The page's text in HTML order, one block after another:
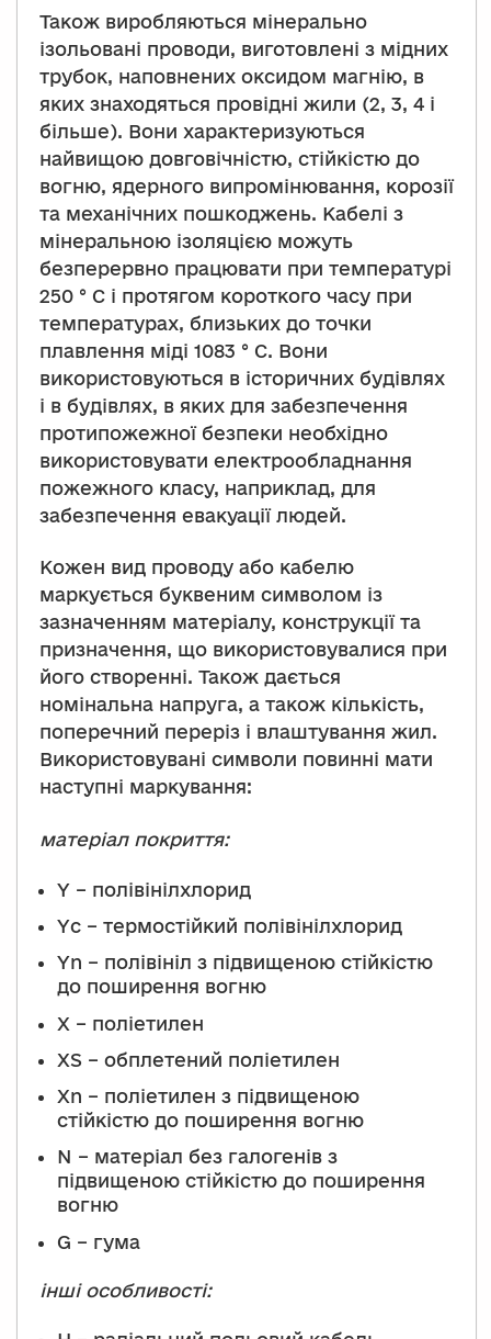
Також виробляються мінерально
ізольовані проводи, виготовлені з мідних
трубок, наповнених оксидом магнію, в
яких знаходяться провідні жили (2, 3, 4 і
більше). Вони характеризуються
найвищою довговічністю, стійкістю до
вогню, ядерного випромінювання, корозії
та механічних пошкоджень. Кабелі з
мінеральною ізоляцією можуть
безперервно працювати при температурі
250 ° С і протягом короткого часу при
температурах, близьких до точки
плавлення міді 1083 ° С. Вони
використовуються в історичних будівлях
і в будівлях, в яких для забезпечення
протипожежної безпеки необхідно
використовувати електрообладнання
пожежного класу, наприклад, для
забезпечення евакуації людей.
Кожен вид проводу або кабелю
маркується буквеним символом із
зазначенням матеріалу, конструкції та
призначення, що використовувалися при
його створенні. Також дається
номінальна напруга, а також кількість,
поперечний переріз і влаштування жил.
Використовувані символи повинні мати
наступні маркування:
матеріал покриття:
Y – полівінілхлорид
Yc – термостійкий полівінілхлорид
Yn – полівініл з підвищеною стійкістю
до поширення вогню
X – поліетилен
XS – обплетений поліетилен
Xn – поліетилен з підвищеною
стійкістю до поширення вогню
N – матеріал без галогенів з
підвищеною стійкістю до поширення
вогню
G – гума
інші особливості: